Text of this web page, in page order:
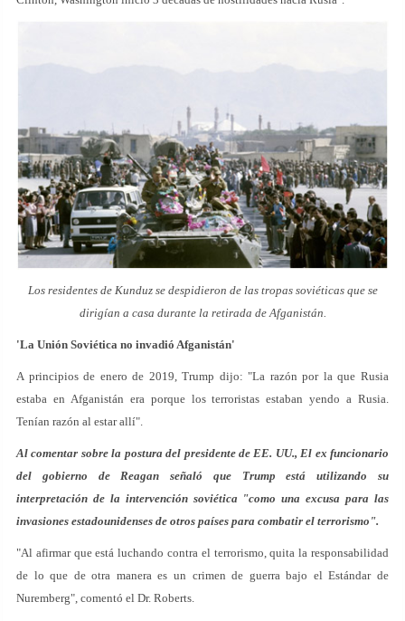
Los residentes de Kunduz se despidieron de las tropas soviéticas que se
dirigían a casa durante la retirada de Afganistán.
'La Unión Soviética no invadió Afganistán'
A principios de enero de 2019, Trump dijo: "La razón por la que Rusia
estaba en Afganistán era porque los terroristas estaban yendo a Rusia.
Tenían razón al estar allí".
Al comentar sobre la postura del presidente de EE. UU., El ex funcionario
del gobierno de Reagan señaló que Trump está utilizando su
interpretación de la intervención soviética "como una excusa para las
invasiones estadounidenses de otros países para combatir el terrorismo".
"Al afirmar que está luchando contra el terrorismo, quita la responsabilidad
de lo que de otra manera es un crimen de guerra bajo el Estándar de
Nuremberg", comentó el Dr. Roberts.